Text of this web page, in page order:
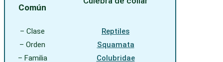
Común
– Clase
Reptiles
– Orden
Squamata
– Familia
Colubridae